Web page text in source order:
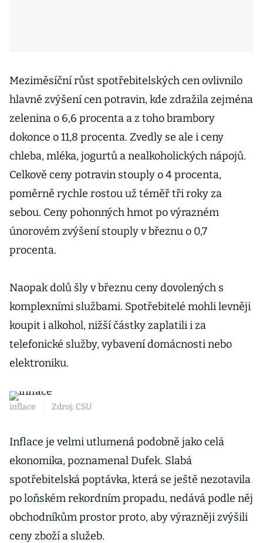
Meziměsíční růst spotřebitelských cen ovlivnilo
hlavně zvýšení cen potravin, kde zdražila zejména
zelenina o 6,6 procenta a z toho brambory
dokonce o 11,8 procenta. Zvedly se ale i ceny
chleba, mléka, jogurtů a nealkoholických nápojů.
Celkově ceny potravin stouply o 4 procenta,
poměrně rychle rostou už téměř tři roky za
sebou. Ceny pohonných hmot po výrazném
únorovém zvýšení stouply v březnu o 0,7
procenta.
Naopak dolů šly v březnu ceny dovolených s
komplexními službami. Spotřebitelé mohli levněji
koupit i alkohol, nižší částky zaplatili i za
telefonické služby, vybavení domácnosti nebo
elektroniku.
inflace Zdroj: CSU
Inflace je velmi utlumená podobně jako celá
ekonomika, poznamenal Dufek. Slabá
spotřebitelská poptávka, která se ještě nezotavila
po loňském rekordním propadu, nedává podle něj
obchodníkům prostor proto, aby výrazněji zvýšili
ceny zboží a služeb.